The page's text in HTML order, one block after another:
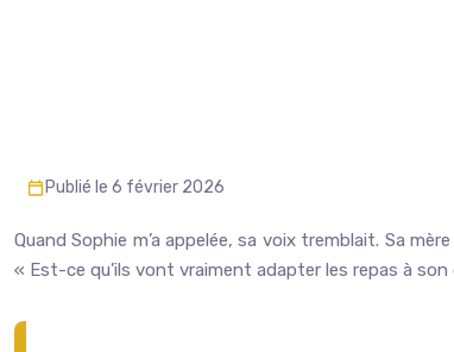
Publié le 6 février 2026
Quand Sophie m’a appelée, sa voix tremblait. Sa
« Est-ce qu’ils vont vraiment adapter les repas à